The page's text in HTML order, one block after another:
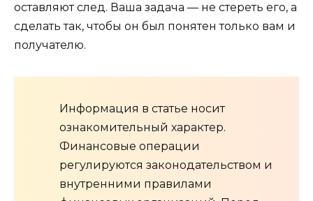
оставляют след. Ваша задача — не стереть его, а
сделать так, чтобы он был понятен только вам и
получателю.
Информация в статье носит
ознакомительный характер.
Финансовые операции
регулируются законодательством и
внутренними правилами